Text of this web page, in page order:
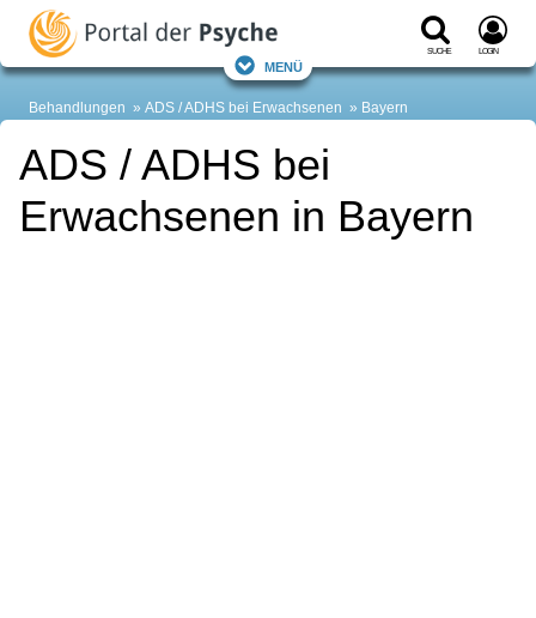
Suche Login
Menü
Behandlungen ADS / ADHS bei Erwachsenen Bayern
ADS / ADHS bei
Erwachsenen in Bayern